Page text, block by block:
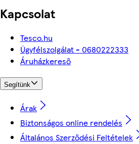
Kapcsolat
Tesco.hu
Ügyfélszolgálat - 0680222333
Áruházkereső
Segítünk
Árak
Biztonságos online rendelés
Általános Szerződési Feltételek